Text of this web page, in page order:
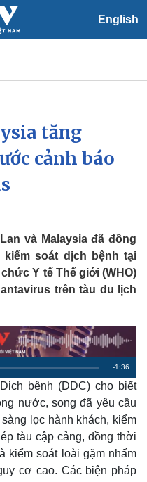
English
Xã hội
Tin 24h
Dự báo thời tiết
Giáo dục
tăng
cảnh báo
và Malaysia đã đồng
kiểm soát dịch bệnh tại
Y tế Thế giới (WHO)
trên tàu du lịch
R
e
i
n
-1:36
bệnh (DDC) cho biết
nước, song đã yêu cầu
lọc hành khách, kiểm
tàu cập cảng, đồng thời
kiểm soát loài gặm nhấm
cơ cao. Các biện pháp